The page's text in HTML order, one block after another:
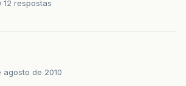
12 respostas
agosto de 2010